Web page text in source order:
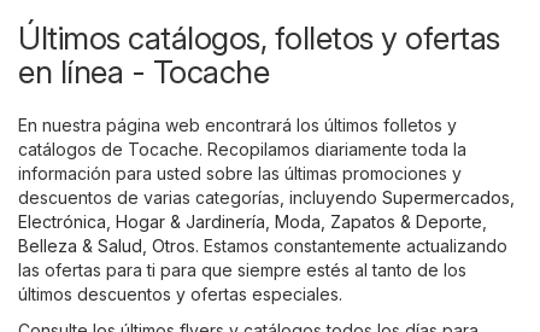
Últimos catálogos, folletos y ofertas
en línea - Tocache
En nuestra página web encontrará los últimos folletos y
catálogos de Tocache. Recopilamos diariamente toda la
información para usted sobre las últimas promociones y
descuentos de varias categorías, incluyendo Supermercados
Electrónica Hogar & Jardinería Moda, Zapatos & Deporte
Belleza & Salud Otros. Estamos constantemente actualizando
las ofertas para ti para que siempre estés al tanto de los
últimos descuentos y ofertas especiales.